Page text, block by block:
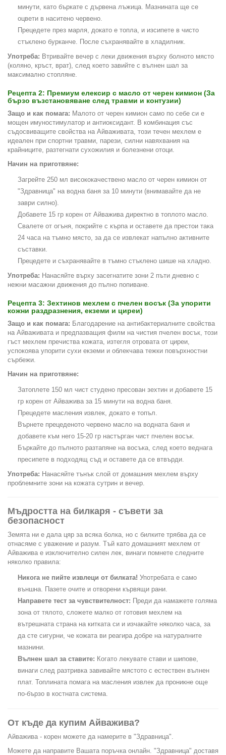
минути, като бъркате с дървена лъжица. Мазнината ще се
оцвети в наситено червено.
Прецедете през марля, докато е топла, и изсипете в чисто
стъклено бурканче. После съхранявайте в хладилник.
Употреба: Втривайте вечер с леки движения върху болното място
(коляно, кръст, врат), след което завийте с вълнен шал за
максимално стопляне.
Рецепта 2: Премиум елексир с масло от черен кимион (За
бързо възстановяване след травми и контузии)
Защо и как помага: Малото от черен кимион само по себе си е
мощен имуностимулатор и антиоксидант. В комбинация със
съдосвиващите свойства на Айваживата, този течен мехлем е
идеален при спортни травми, парези, силни навяхвания на
крайниците, разтегнати сухожилия и болезнени отоци.
Начин на приготвяне:
Загрейте 250 мл висококачествено масло от черен кимион от
"Здравница" на водна баня за 10 минути (внимавайте да не
заври силно).
Добавете 15 гр корен от Айважива директно в топлото масло.
Свалете от огъня, покрийте с кърпа и оставете да престои така
24 часа на тъмно място, за да се извлекат напълно активните
съставки.
Прецедете и съхранявайте в тъмно стъклено шише на хладно.
Употреба: Нанасяйте върху засегнатите зони 2 пъти дневно с
нежни масажни движения до пълно попиване.
Рецепта 3: Зехтинов мехлем с пчелен восък (За упорити
кожни раздразнения, екземи и циреи)
Защо и как помага: Благодарение на антибактериалните свойства
на Айваживата и предпазващия филм на чистия пчелен восък, този
гъст мехлем пречиства кожата, изтегля отровата от циреи,
успокоява упорити сухи екземи и облекчава тежки повърхностни
сърбежи.
Начин на приготвяне:
Затоплете 150 мл чист студено пресован зехтин и добавете 15
гр корен от Айважива за 15 минути на водна баня.
Прецедете масления извлек, докато е топъл.
Върнете прецеденото червено масло на водната баня и
добавете към него 15-20 гр настърган чист пчелен восък.
Бъркайте до пълното разтапяне на восъка, след което веднага
пресипете в подходящ съд и оставете да се втвърди.
Употреба: Нанасяйте тънък слой от домашния мехлем върху
проблемните зони на кожата сутрин и вечер.
Мъдростта на билкаря - съвети за
безопасност
Земята ни е дала цяр за всяка болка, но с билките трябва да се
отнасяме с уважение и разум. Тъй като домашният мехлем от
Айважива е изключително силен лек, винаги помнете следните
няколко правила:
Никога не пийте извлеци от билката! Употребата е само
външна. Пазете очите и отворени кървящи рани.
Направете тест за чувствителност: Преди да намажете голяма
зона от тялото, сложете малко от готовия мехлем на
вътрешната страна на китката си и изчакайте няколко часа, за
да сте сигурни, че кожата ви реагира добре на натуралните
мазнини.
Вълнен шал за ставите: Когато лекувате стави и шипове,
винаги след разтривка завивайте мястото с естествен вълнен
плат. Топлината помага на масления извлек да проникне още
по-бързо в костната система.
От къде да купим Айважива?
Айважива - корен можете да намерите в "Здравница".
Можете да направите Вашата поръчка онлайн. "Здравница" доставя